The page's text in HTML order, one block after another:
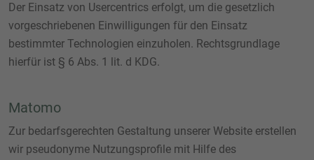
Der Einsatz von Usercentrics erfolgt, um die gesetzlich
vorgeschriebenen Einwilligungen für den Einsatz
bestimmter Technologien einzuholen. Rechtsgrundlage
hierfür ist § 6 Abs. 1 lit. d KDG.
Matomo
Zur bedarfsgerechten Gestaltung unserer Website erstellen
wir pseudonyme Nutzungsprofile mit Hilfe des